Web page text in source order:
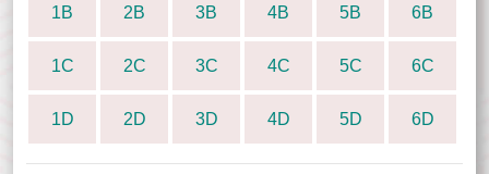
1B 2B 3B 4B 5B 6B
1C 2C 3C 4C 5C 6C
1D 2D 3D 4D 5D 6D